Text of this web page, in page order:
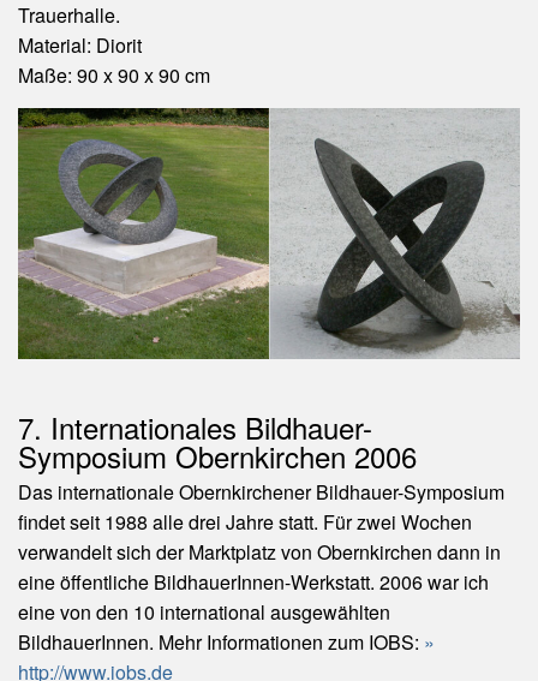
Trauerhalle.
Material: Diorit
Maße: 90 x 90 x 90 cm
7. Internationales Bildhauer-
Symposium Obernkirchen 2006
Das internationale Obernkirchener Bildhauer-Symposium
findet seit 1988 alle drei Jahre statt. Für zwei Wochen
verwandelt sich der Marktplatz von Obernkirchen dann in
eine öffentliche BildhauerInnen-Werkstatt. 2006 war ich
eine von den 10 international ausgewählten
BildhauerInnen. Mehr Informationen zum IOBS:
http://www.iobs.de